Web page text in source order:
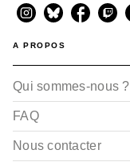
A PROPOS
Qui sommes-nous ?
FAQ
Nous contacter